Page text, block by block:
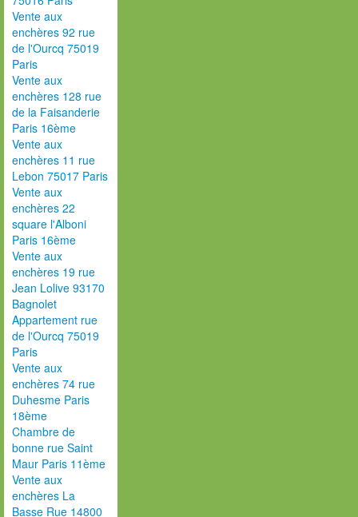
Vente aux
enchères 92 rue
de l'Ourcq 75019
Paris
Vente aux
enchères 128 rue
de la Faisanderie
Paris 16ème
Vente aux
enchères 11 rue
Lebon 75017 Paris
Vente aux
enchères 22
square l'Alboni
Paris 16ème
Vente aux
enchères 19 rue
Jean Lolive 93170
Bagnolet
Appartement rue
de l'Ourcq 75019
Paris
Vente aux
enchères 74 rue
Duhesme Paris
18ème
Chambre de
bonne rue Saint
Maur Paris 11ème
Vente aux
enchères La
Basse Rue 14800